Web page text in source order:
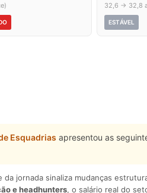
32,6 → 32,8
ESTÁVEL
Esquadrias apresentou as
da jornada sinaliza mudanças
e headhunters, o salário real do